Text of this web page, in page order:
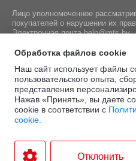
Лицо уполномоченное
покупателей о нарушении их
Электронная почтаhelp@mts.by
Номер телефона работников
регистрации СООО «Мобильные
уполномоченных рассматривать
+375 17 215-14-65
reCAPTCHA, а также
применяются
Google
Обработка файлов cookie
Наш сайт использует файлы
пользовательского опыта,
представления
Нажав «Принять», вы даете
cookie в соответствии с
cookie.
Отклонить